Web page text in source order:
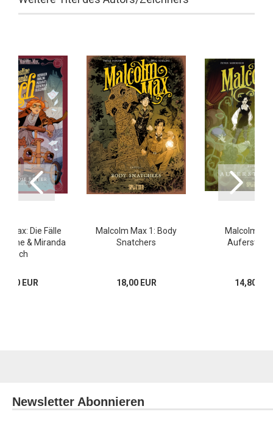
Max: Die Fälle
& Miranda
Finch
EUR
Malcolm Max 1: Body
Snatchers
18,00 EUR
Malcolm
14,80
Newsletter Abonnieren